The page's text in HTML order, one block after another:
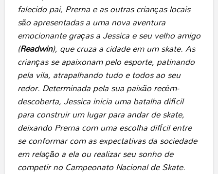
falecido pai, Prerna e as outras crianças locais
são apresentadas a uma nova aventura
emocionante graças a Jessica e seu velho amigo
(Readwin), que cruza a cidade em um skate. As
crianças se apaixonam pelo esporte, patinando
pela vila, atrapalhando tudo e todos ao seu
redor. Determinada pela sua paixão recém-
descoberta, Jessica inicia uma batalha difícil
para construir um lugar para andar de skate,
deixando Prerna com uma escolha difícil entre
se conformar com as expectativas da sociedade
em relação a ela ou realizar seu sonho de
competir no Campeonato Nacional de Skate.